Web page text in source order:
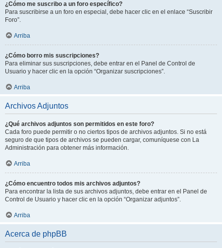
¿Cómo me suscribo a un foro específico?
Para suscribirse a un foro en especial, debe hacer clic en el enlace “Suscribir
Foro”.
Arriba
¿Cómo borro mis suscripciones?
Para eliminar sus suscripciones, debe entrar en el Panel de Control de
Usuario y hacer clic en la opción “Organizar suscripciones”.
Arriba
Archivos Adjuntos
¿Qué archivos adjuntos son permitidos en este foro?
Cada foro puede permitir o no ciertos tipos de archivos adjuntos. Si no está
seguro de que tipos de archivos se pueden cargar, comuníquese con La
Administración para obtener más información.
Arriba
¿Cómo encuentro todos mis archivos adjuntos?
Para encontrar la lista de sus archivos adjuntos, debe entrar en el Panel de
Control de Usuario y hacer clic en la opción “Organizar adjuntos”.
Arriba
Acerca de phpBB